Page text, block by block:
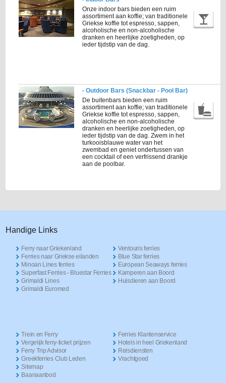
Onze indoor bars bieden een ruim
assortiment aan koffie; van traditionele
Griekse koffie tot espresso, sappen,
alcoholische en non-alcoholische
dranken en heerlijke zoetigheden, op
ieder tijdstip van de dag.
- Outdoor Bars (Snackbar - Pool Bar)
De buitenbars bieden een ruim
assortiment aan koffie; van traditionele
Griekse koffie tot espresso, sappen,
alcoholische en non-alcoholische
dranken en heerlijke zoetigheden, op
ieder tijdstip van de dag. Zwem in het
turkooisblauwe water van het
zwembad en geniet ondertussen van
een cocktail of een verfrissend drankje
aan de poolbar.
Handige Links
Ferry naar Griekenland
Ferries naar Griekse eilanden
Minoan Lines ferries
Superfast Ferries - Bluestar Ferries
Grimaldi Lines
Grimaldi Euromed
Ventouris ferries
Blue Star ferries
European Seaways ferries
Kamperen aan Boord
Huisdieren aan Boord
Trein en Ferry
Vergelijk ferry-ticket prijzen
Ferry Trip Advisor
Greekferries Club Leden
Sitemap
Baanaanbod
Ferries Klantenservice
Hotels in heel Griekenland
Reisdiensten
Vrachtgoed